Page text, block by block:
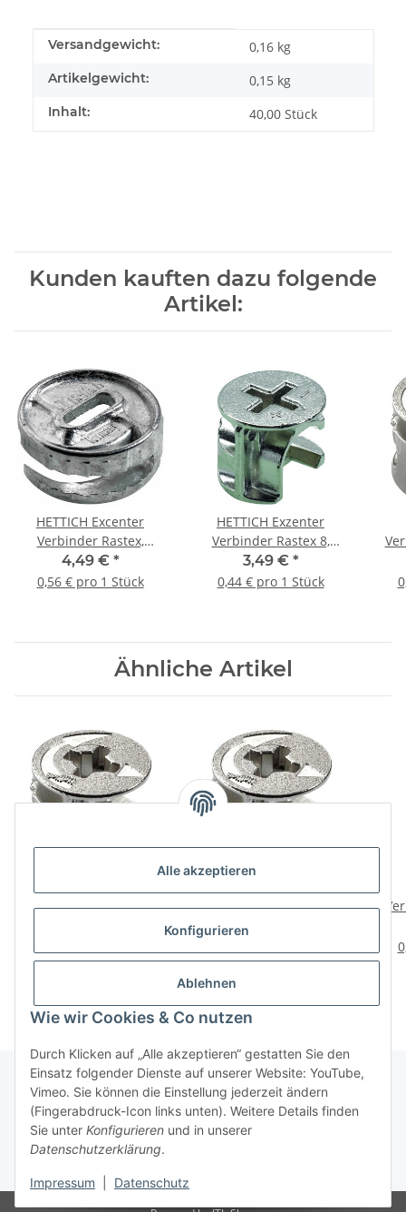
Alle akzeptieren
Konfigurieren
Ablehnen
Wie wir Cookies & Co nutzen
Durch Klicken auf „Alle akzeptieren“ gestatten Sie den
Einsatz folgender Dienste auf unserer Website: YouTube,
Vimeo. Sie können die Einstellung jederzeit ändern
(Fingerabdruck-Icon links unten). Weitere Details finden
Sie unter Konfigurieren und in unserer
Datenschutzerklärung.
Impressum Datenschutz
Produkteigenschaft
Wert
Versandgewicht: 0,16 kg
Artikelgewicht: 0,15 kg
Inhalt: 40,00 Stück
Kunden kauften dazu folgende
Artikel:
HETTICH Excenter
Verbinder Rastex,
25/12mm, 8 Stück
4,49 € *
0,56 € pro 1 Stück
HETTICH Exzenter
Verbinder Rastex 8,
15/12,5mm, 8 Stück
3,49 € *
0,44 € pro 1 Stück
Ähnliche Artikel
Verbindungsbeschlag
Verbindungsbeschlag
Rastex 15, 15 x 11,5 mm,
4,95 €
Über uns